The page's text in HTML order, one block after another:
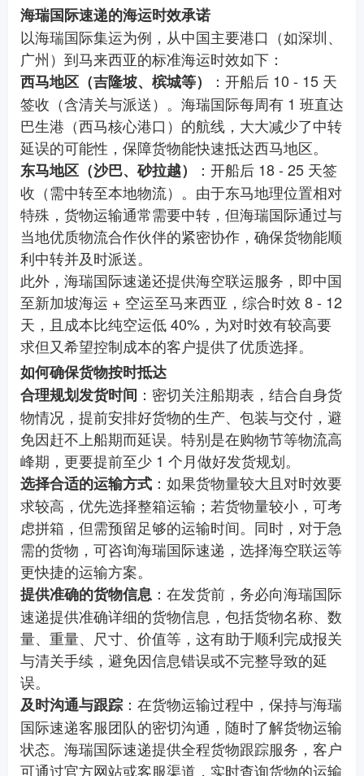
海瑞国际速递的海运时效承诺
以海瑞国际集运为例，从中国主要港口（如深圳、
广州）到马来西亚的标准海运时效如下：
西马地区（吉隆坡、槟城等）
：开船后 10 - 15 天
签收（含清关与派送）。海瑞国际每周有 1 班直达
巴生港（西马核心港口）的航线，大大减少了中转
延误的可能性，保障货物能快速抵达西马地区。
东马地区（沙巴、砂拉越）
：开船后 18 - 25 天签
收（需中转至本地物流）。由于东马地理位置相对
特殊，货物运输通常需要中转，但海瑞国际通过与
当地优质物流合作伙伴的紧密协作，确保货物能顺
利中转并及时派送。
此外，海瑞国际速递还提供海空联运服务，即中国
至新加坡海运 + 空运至马来西亚，综合时效 8 - 12
天，且成本比纯空运低 40%，为对时效有较高要
求但又希望控制成本的客户提供了优质选择。
如何确保货物按时抵达
合理规划发货时间 ：密切关注船期表，结合自身货
物情况，提前安排好货物的生产、包装与交付，避
免因赶不上船期而延误。特别是在购物节等物流高
峰期，更要提前至少 1 个月做好发货规划。
选择合适的运输方式 ：如果货物量较大且对时效要
求较高，优先选择整箱运输；若货物量较小，可考
虑拼箱，但需预留足够的运输时间。同时，对于急
需的货物，可咨询海瑞国际速递，选择海空联运等
更快捷的运输方案。
提供准确的货物信息 ：在发货前，务必向海瑞国际
速递提供准确详细的货物信息，包括货物名称、数
量、重量、尺寸、价值等，这有助于顺利完成报关
与清关手续，避免因信息错误或不完整导致的延
误。
及时沟通与跟踪 ：在货物运输过程中，保持与海瑞
国际速递客服团队的密切沟通，随时了解货物运输
状态。海瑞国际速递提供全程货物跟踪服务，客户
可通过官方网站或客服渠道，实时查询货物的运输